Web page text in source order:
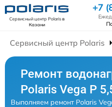
Сервисный центр Polarisв
Казани
+7
Сервисный центр Polaris
Ремонт
Polaris Vega P
Выполняем ремонт Polaris